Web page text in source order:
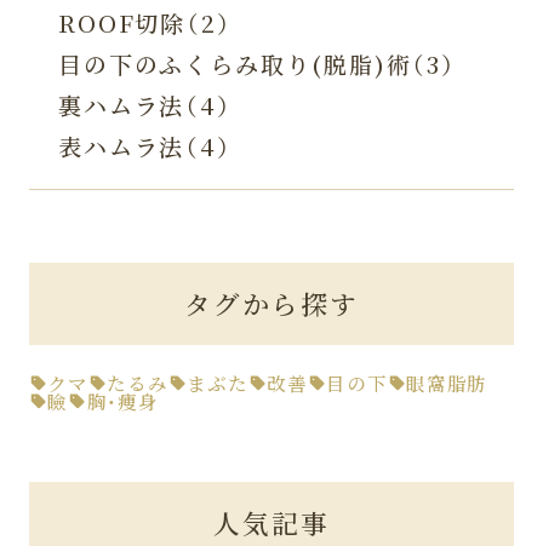
ROOF切除（2）
目の下のふくらみ取り(脱脂)術（3）
裏ハムラ法（4）
表ハムラ法（4）
タグから探す
クマ たるみ まぶた 改善 目の下 眼窩脂肪
瞼 胸・痩身
人気記事